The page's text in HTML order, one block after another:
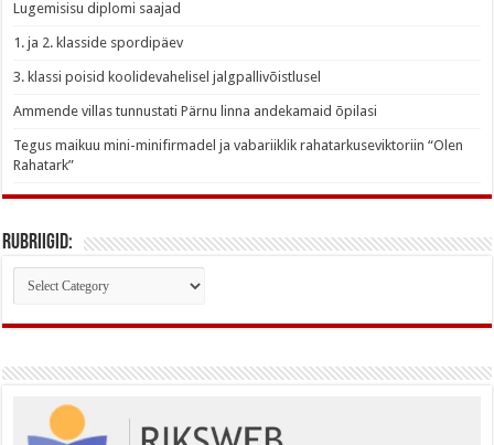
Lugemisisu diplomi saajad
1. ja 2. klasside spordipäev
3. klassi poisid koolidevahelisel jalgpallivõistlusel
Ammende villas tunnustati Pärnu linna andekamaid õpilasi
Tegus maikuu mini-minifirmadel ja vabariiklik rahatarkuseviktoriin “Olen
Rahatark”
Rubriigid:
Rubriigid: